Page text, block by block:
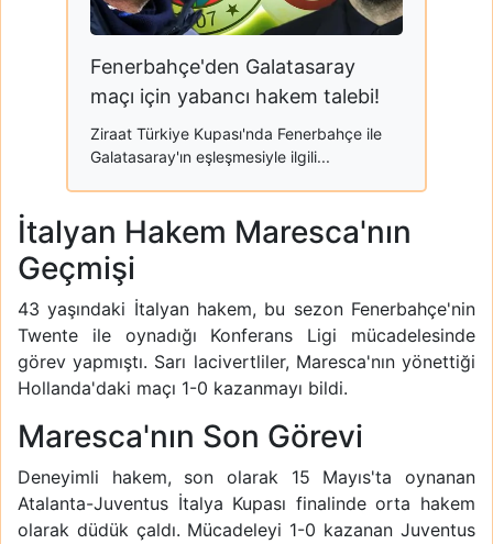
Fenerbahçe'den Galatasaray
maçı için yabancı hakem talebi!
Ziraat Türkiye Kupası'nda Fenerbahçe ile
Galatasaray'ın eşleşmesiyle ilgili...
İtalyan Hakem Maresca'nın
Geçmişi
43 yaşındaki İtalyan hakem, bu sezon Fenerbahçe'nin
Twente ile oynadığı Konferans Ligi mücadelesinde
görev yapmıştı. Sarı lacivertliler, Maresca'nın yönettiği
Hollanda'daki maçı 1-0 kazanmayı bildi.
Maresca'nın Son Görevi
Deneyimli hakem, son olarak 15 Mayıs'ta oynanan
Atalanta-Juventus İtalya Kupası finalinde orta hakem
olarak düdük çaldı. Mücadeleyi 1-0 kazanan Juventus